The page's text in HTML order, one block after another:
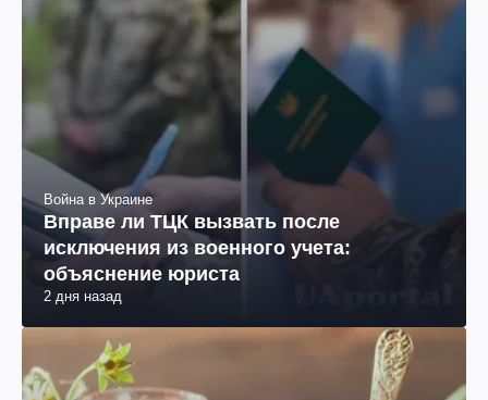
Война в Украине
Вправе ли ТЦК вызвать после
исключения из военного учета:
объяснение юриста
2 дня назад